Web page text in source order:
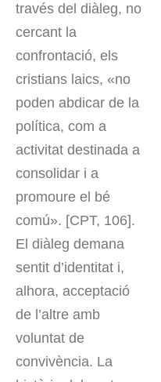
través del diàleg, no
cercant la
confrontació, els
cristians laics, «no
poden abdicar de la
política, com a
activitat destinada a
consolidar i a
promoure el bé
comú». [CPT, 106].
El diàleg demana
sentit d’identitat i,
alhora, acceptació
de l’altre amb
voluntat de
convivència. La